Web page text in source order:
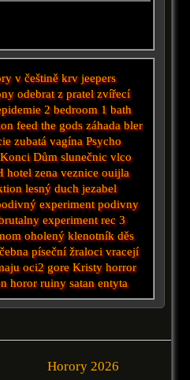
v češtině krv jeepers
odebrat z pratel zvířecí
2 bedroom 1 bath
feed the gods záhada bler
zubatá vagína Psycho
Konci Dům slunečnic vlco
hotel zena veznice ouijla
lesný duch jezabel
experiment podivny
experiment rec 3
oholený klenotník děs
píseční žraloci vracejí
oci2 gore Kristy horror
horor ruiny satan entyta
Horory 2026